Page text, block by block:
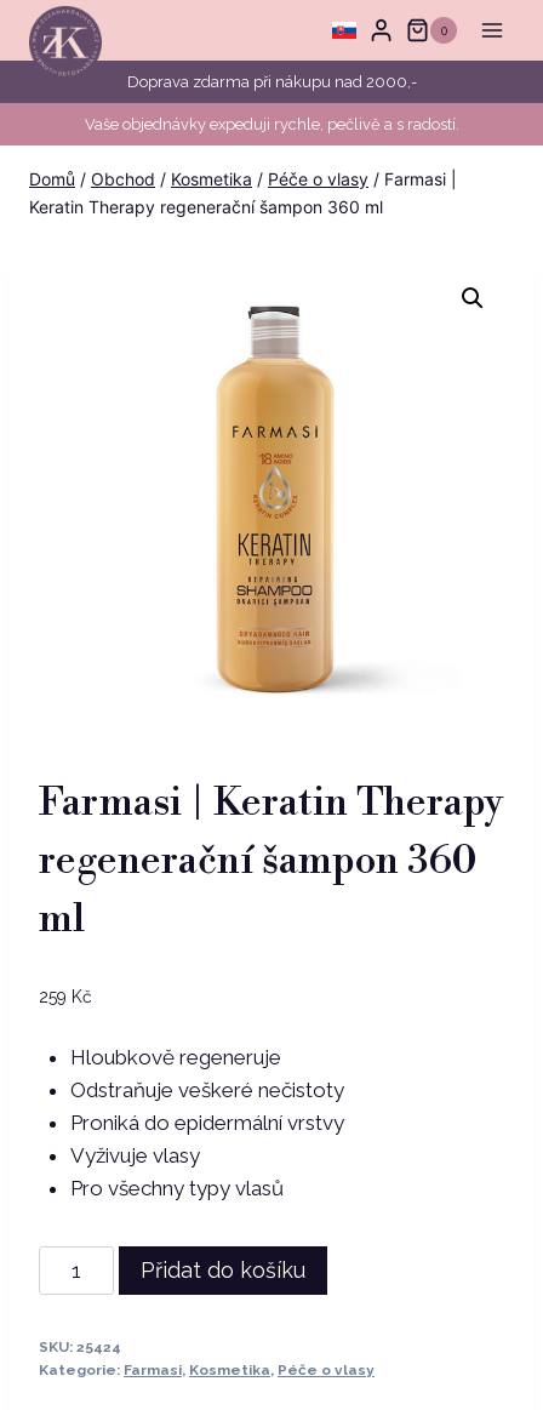
Přeskočit
obsah
0
Doprava zdarma při nákupu nad 2000,-
Vaše objednávky expeduji rychle, pečlivě a s radostí.
Domů / Obchod / Kosmetika / Péče o vlasy / Farmasi |
Keratin Therapy regenerační šampon 360 ml
Farmasi | Keratin Therapy
regenerační šampon 360
ml
259 Kč
Hloubkově regeneruje
Odstraňuje veškeré nečistoty
Proniká do epidermální vrstvy
Vyživuje vlasy
Pro všechny typy vlasů
Farmasi
|
Therapy
Přidat do košíku
SKU: 25424
Kategorie: Farmasi, Kosmetika, Péče o vlasy